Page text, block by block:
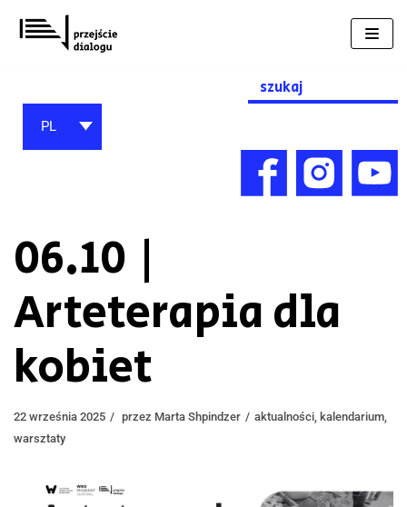
Przejdź
do
Search
for:
PL
06.10 |
Arteterapia dla
kobiet
22 września 2025 przez Marta Shpindzer aktualności kalendarium
warsztaty